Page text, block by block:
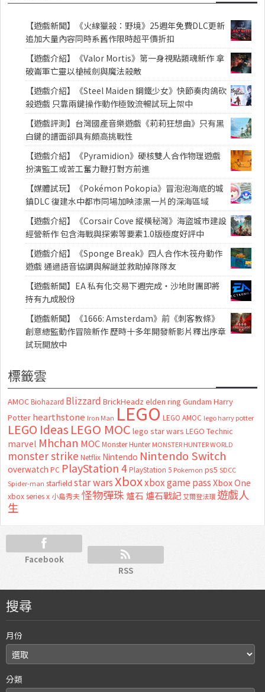
【遊戲新聞】《火線獵殺：野境》25週年免費DLC更新
追加大量內容同時系舊作限時超平價折扣
【遊戲介紹】《Valor Mortis》第一身視點類魂新作 拿
破崙軍亡靈以槍械劍與魔法殺敵
【遊戲介紹】《Steel Maiden 鋼鐵少女》快節奏肉鴿砍
殺遊戲 只靠兩鍵操作動作極致流暢試玩上架中
【遊戲評測】台灣國產音樂遊戲《莉莉狂想曲》只有黑
白鍵的譜面卻具有頗高挑戰性
【遊戲介紹】《Pyramidion》硬核雙人合作物理遊戲
扮演監工或苦工奮力鞭打對方前進
【媒體試玩】《Pokémon Pokopia》冒泡泡海底的城
鎮DLC 復建水中都市同場加映漆黑一片的深海區域
【遊戲介紹】《Corsair Cove 縱橫秘灣》海盜城市建設
經營新作 包含海戰與探索等要素1.0版極度好評中
【遊戲介紹】《Sponge Break》四人合作木筏舟動作
遊戲 通過語音協調與解謎並救助掉隊隊友
【遊戲新聞】EA 私有化交易下週完成・沙地財團即將
持有九成股份
【遊戲新聞】《1666: Amsterdam》前《刺客教條》
創意總監動作冒險新作 歷時十多年開發新影片釋出序章
試玩開放中
標籤雲
AMOC Biohazard Blizzard BrickHeadz elden ring Gundam Harry
Potter hearthstone Iron Man LEGO LEGO AMOC lego harry potter
LEGO Ideas LEGO MOC lego star wars LEGO Technic
marvel Mhchan MOC Monster Hunter MONSTER HUNTER WORLD
monster strike Netflix Nintendo Nintendo Switch
overwatch PC PlayStation 4 PlayStation 5 Pokemon ps5 SDCC
Spider-man starfield star wars Xboxxbox game passXbox One
xbox series x 小島秀夫怪物彈珠 爐石 爐石戰記艾爾登法環 遊戲人
生
Facebook
RSS
搜尋
月份
分類